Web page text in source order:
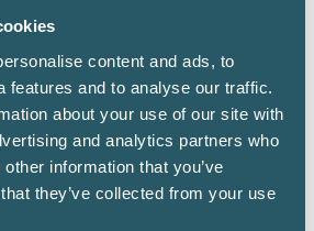
content and ads, to
features and to analyse our traffic.
about your use of our site with
and analytics partners who
information that you’ve
they’ve collected from your use
räkning att fundera över
att gälla framöver. Har
att tillämpa den
kommer det att leda till
Omfattas de av
de välja om de vill tillämpa
innebär lite mer arbete att få
men det kan vara värt
konsulterna måste ta upp